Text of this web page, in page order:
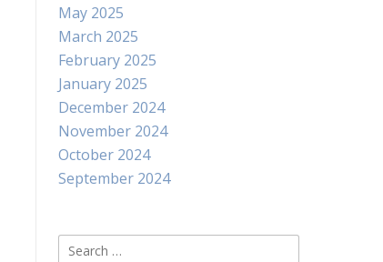
May 2025
March 2025
February 2025
January 2025
December 2024
November 2024
October 2024
September 2024
Search